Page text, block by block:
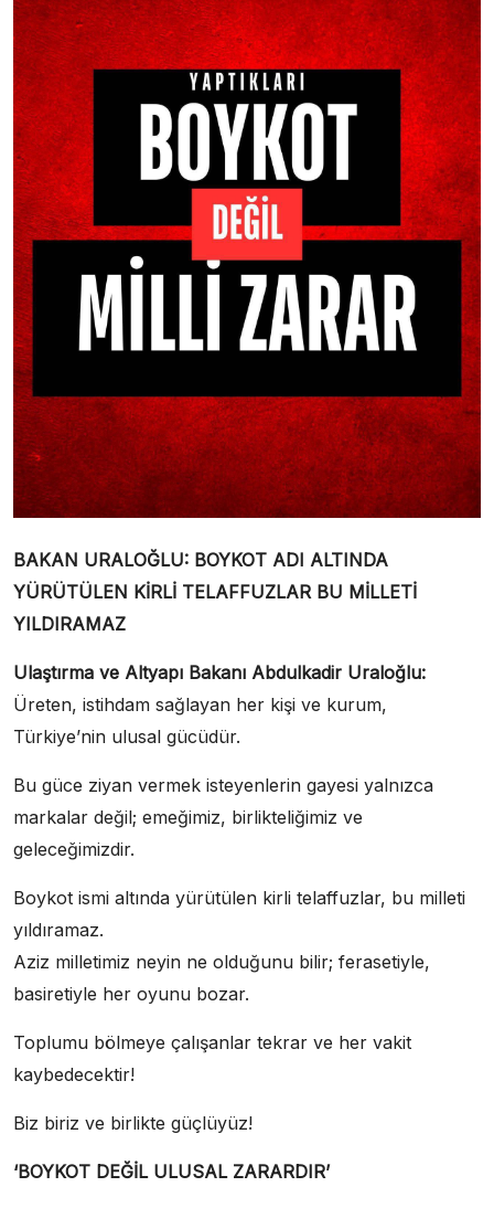
BAKAN URALOĞLU: BOYKOT ADI ALTINDA
YÜRÜTÜLEN KİRLİ TELAFFUZLAR BU MİLLETİ
YILDIRAMAZ
Ulaştırma ve Altyapı Bakanı Abdulkadir Uraloğlu:
Üreten, istihdam sağlayan her kişi ve kurum,
Türkiye’nin ulusal gücüdür.
Bu güce ziyan vermek isteyenlerin gayesi yalnızca
markalar değil; emeğimiz, birlikteliğimiz ve
geleceğimizdir.
Boykot ismi altında yürütülen kirli telaffuzlar, bu milleti
yıldıramaz.
Aziz milletimiz neyin ne olduğunu bilir; ferasetiyle,
basiretiyle her oyunu bozar.
Toplumu bölmeye çalışanlar tekrar ve her vakit
kaybedecektir!
Biz biriz ve birlikte güçlüyüz!
‘BOYKOT DEĞİL ULUSAL ZARARDIR’